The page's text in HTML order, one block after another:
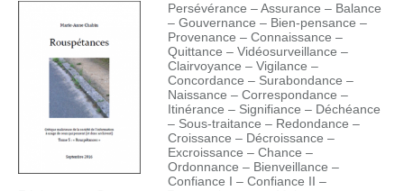
Persévérance – Assurance – Balance
– Gouvernance – Bien-pensance –
Provenance – Connaissance –
Quittance – Vidéosurveillance –
Clairvoyance – Vigilance –
Concordance – Surabondance –
Naissance – Correspondance –
Itinérance – Signifiance – Déchéance
– Sous-traitance – Redondance –
Croissance – Décroissance –
Excroissance – Chance –
Ordonnance – Bienveillance –
Confiance I – Confiance II –